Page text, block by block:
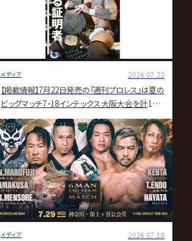
メディア 2026.07.22
【掲載情報】7月22日発売の『週刊プロレス』は夏の
ビッグマッチ7・18インテックス大阪大会を計12ペ
ージで大詳報！
メディア 2026.07.18